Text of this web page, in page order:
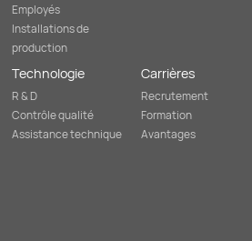
Employés
Installations de
production
Technologie
R & D
Contrôle qualité
Assistance technique
Carrières
Recrutement
Formation
Avantages